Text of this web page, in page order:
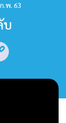
.พ. 63
บ